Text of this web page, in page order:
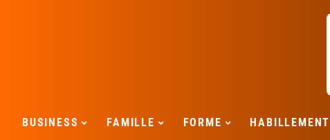
BUSINESS FAMILLE FORME HABILLEMENT